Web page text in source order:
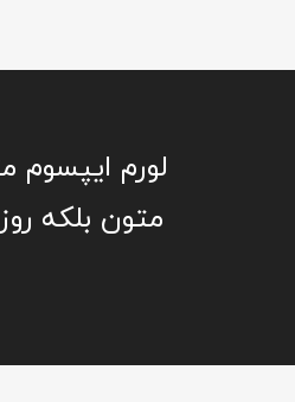
لورم ایپسوم
متون بلکه